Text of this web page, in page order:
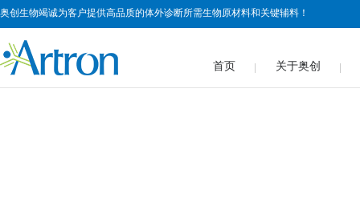
奥创生物竭诚为客户提供高品质的体外诊断所需生物原材料和关键辅料！
首页 关于奥创